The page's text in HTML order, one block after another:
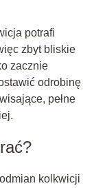
potrafi
zbyt bliskie
zacznie
odrobinę
pełne
kolkwicji